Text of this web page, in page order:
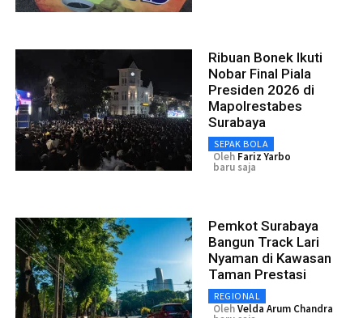
Ribuan Bonek Ikuti
Nobar Final Piala
Presiden 2026 di
Mapolrestabes
Surabaya
SEPAK BOLA
Oleh Fariz Yarbo
baru saja
Pemkot Surabaya
Bangun Track Lari
Nyaman di Kawasan
Taman Prestasi
REGIONAL
OlehVelda Arum Chandra